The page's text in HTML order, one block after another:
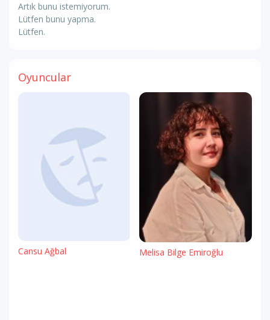
Artık bunu istemiyorum.
Lütfen bunu yapma.
Lütfen.
Oyuncular
Cansu Ağbal Melisa Bilge Emiroğlu